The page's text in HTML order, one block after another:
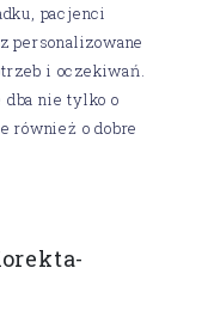
pacjenci
personalizowane
i oczekiwań.
nie tylko o
również o dobre